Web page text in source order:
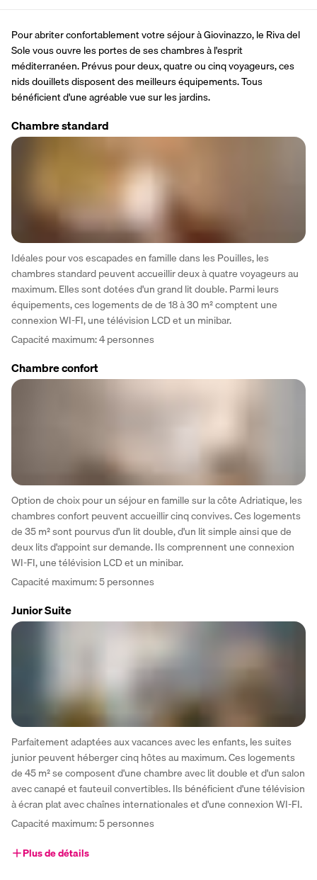
Pour abriter confortablement votre séjour à Giovinazzo, le Riva del
Sole vous ouvre les portes de ses chambres à l'esprit
méditerranéen. Prévus pour deux, quatre ou cinq voyageurs, ces
nids douillets disposent des meilleurs équipements. Tous
bénéficient d'une agréable vue sur les jardins.
Chambre standard
Idéales pour vos escapades en famille dans les Pouilles, les
chambres standard peuvent accueillir deux à quatre voyageurs au
maximum. Elles sont dotées d'un grand lit double. Parmi leurs
équipements, ces logements de de 18 à 30 m² comptent une
connexion WI-FI, une télévision LCD et un minibar.
Capacité maximum: 4 personnes
Chambre confort
Option de choix pour un séjour en famille sur la côte Adriatique, les
chambres confort peuvent accueillir cinq convives. Ces logements
de 35 m² sont pourvus d'un lit double, d'un lit simple ainsi que de
deux lits d'appoint sur demande. Ils comprennent une connexion
WI-FI, une télévision LCD et un minibar.
Capacité maximum: 5 personnes
Junior Suite
Parfaitement adaptées aux vacances avec les enfants, les suites
junior peuvent héberger cinq hôtes au maximum. Ces logements
de 45 m² se composent d'une chambre avec lit double et d'un salon
avec canapé et fauteuil convertibles. Ils bénéficient d'une télévision
à écran plat avec chaînes internationales et d'une connexion WI-FI.
Capacité maximum: 5 personnes
Plus de détails